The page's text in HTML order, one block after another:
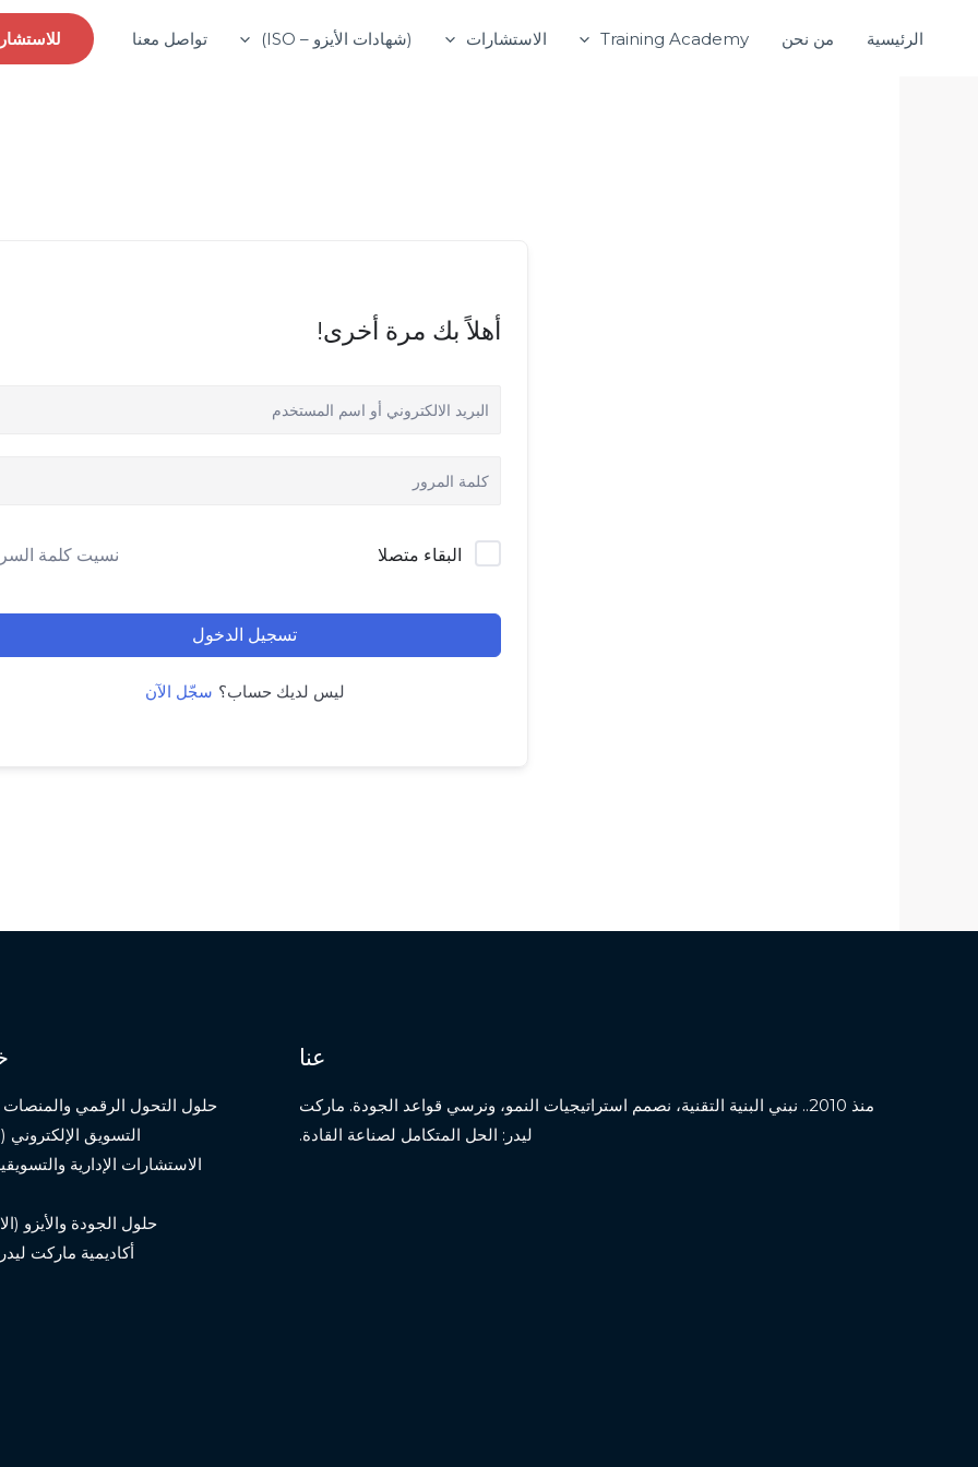
الرئيسية من نحن Training Academy الاستشارات (شهادات الأيزو – ISO) تواصل معنا
أهلاً بك مرة أخرى!
البقاء متصلا نسيت كلمة
تسجيل الدخول
ليس لديك حساب؟ سجّل الآن
عنا
منذ 2010.. نبني البنية التقنية، نصمم استراتيجيات النمو، ونرسي قواعد الجودة. ماركت
ليدر: الحل المتكامل لصناعة القادة.
حلول التحول الرقمي والمنصات
التسويق الإلكتروني
الاستشارات الإدارية
حلول الجودة والأيزو
أكاديمية ماركت